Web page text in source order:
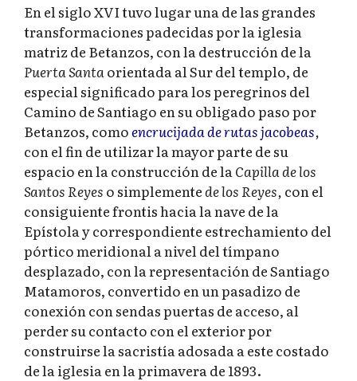
En el siglo XVI tuvo lugar una de las grandes
transformaciones padecidas por la iglesia
matriz de Betanzos, con la destrucción de la
Puerta Santaorientada al Sur del templo, de
especial significado para los peregrinos del
Camino de Santiago en su obligado paso por
Betanzos, comoencrucijada de rutas jacobeas,
con el fin de utilizar la mayor parte de su
espacio en la construcción de la Capilla de los
Santos Reyes o simplementede los Reyes, con el
consiguiente frontis hacia la nave de la
Epístola y correspondiente estrechamiento del
pórtico meridional a nivel del tímpano
desplazado, con la representación de Santiago
Matamoros, convertido en un pasadizo de
conexión con sendas puertas de acceso, al
perder su contacto con el exterior por
construirse la sacristía adosada a este costado
de la iglesia en la primavera de 1893.